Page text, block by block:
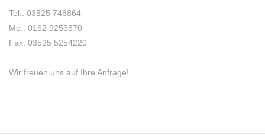
Tel.: 03525 748864
Mo.: 0162 9253870
Fax: 03525 5254220
Wir freuen uns auf Ihre Anfrage!